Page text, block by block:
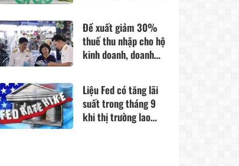
Đề xuất giảm 30%
thuế thu nhập cho hộ
kinh doanh, doanh
đến 10 tỷ đồng
Liệu Fed có tăng lãi
suất trong tháng 9
khi thị trường lao